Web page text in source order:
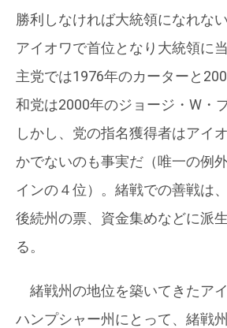
勝利しなければ大統領になれな
アイオワで首位となり大統領に
主党では1976年のカーターと
和党は2000年のジョージ・W・
しかし、党の指名獲得者はアイ
かでないのも事実だ（唯一の例
インの４位）。緒戦での善戦は
後続州の票、資金集めなどに派
る。
緒戦州の地位を築いてきたア
ハンプシャー州にとって、緒戦